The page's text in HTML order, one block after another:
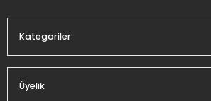
Kategoriler
Üyelik